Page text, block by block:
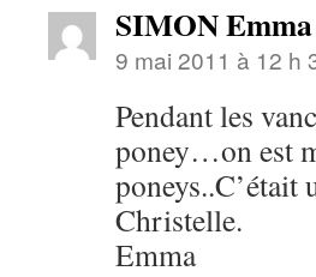
SIMON Emma
9 mai 2011 à 12 h
Pendant les
poney…on est
Christelle.
Emma